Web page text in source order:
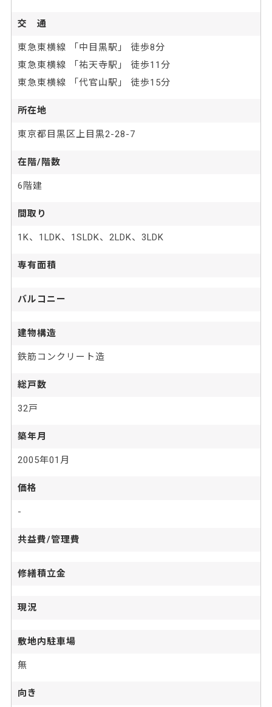
交 通
東急東横線 「中目黒駅」 徒歩8分
東急東横線 「祐天寺駅」 徒歩11分
東急東横線 「代官山駅」 徒歩15分
所在地
東京都目黒区上目黒2-28-7
在階/階数
6階建
間取り
1K、1LDK、1SLDK、2LDK、3LDK
専有面積
バルコニー
建物構造
鉄筋コンクリート造
総戸数
32戸
築年月
2005年01月
価格
-
共益費/管理費
修繕積立金
現況
敷地内駐車場
無
向き